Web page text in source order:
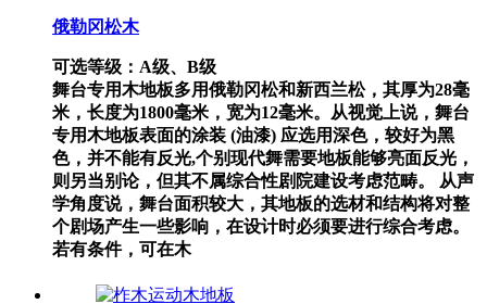
俄勒冈松木
可选等级：A级、B级
舞台专用木地板多用俄勒冈松和新西兰松，其厚为28毫
米，长度为1800毫米，宽为12毫米。从视觉上说，舞台
专用木地板表面的涂装 (油漆) 应选用深色，较好为黑
色，并不能有反光,个别现代舞需要地板能够亮面反光，
则另当别论，但其不属综合性剧院建设考虑范畴。 从声
学角度说，舞台面积较大，其地板的选材和结构将对整
个剧场产生一些影响，在设计时必须要进行综合考虑。
若有条件，可在木